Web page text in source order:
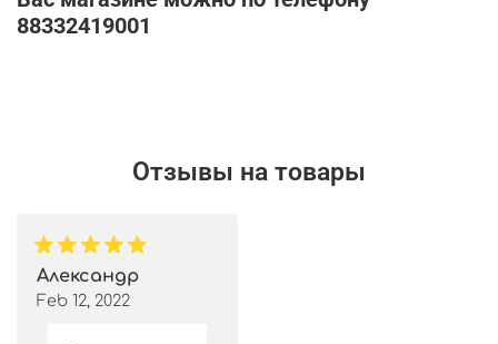
88332419001
Отзывы на товары
Александр
Feb 12, 2022